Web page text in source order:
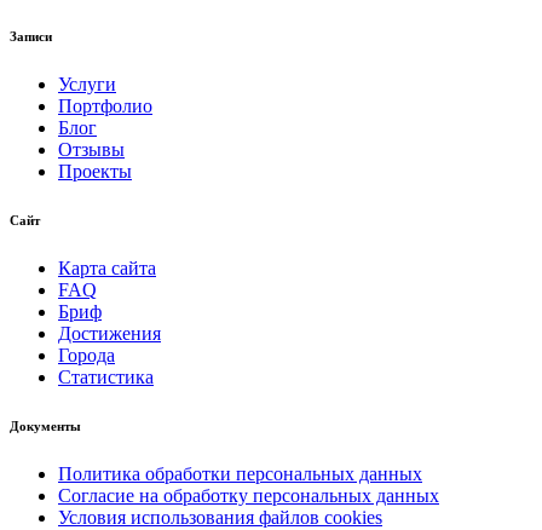
Записи
Услуги
Портфолио
Блог
Отзывы
Проекты
Сайт
Карта сайта
FAQ
Бриф
Достижения
Города
Статистика
Документы
Политика обработки персональных данных
Согласие на обработку персональных данных
Условия использования файлов cookies